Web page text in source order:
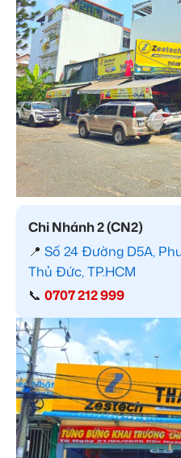
Chi Nhánh 2 (CN2)
📍 Số 24 Đường D5A,
Thủ Đức, TP.HCM
📞 0707 212 999